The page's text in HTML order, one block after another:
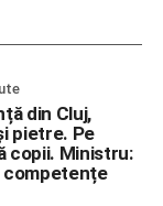
din Cluj,
pietre. Pe
copii. Ministru:
competențe